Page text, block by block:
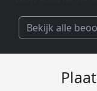
Bekijk alle